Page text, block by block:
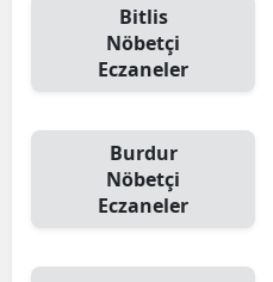
Bitlis
Nöbetçi
Eczaneler
Burdur
Nöbetçi
Eczaneler